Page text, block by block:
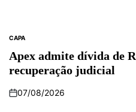
CAPA
Apex admite dívida de
recuperação judicial
07/08/2026